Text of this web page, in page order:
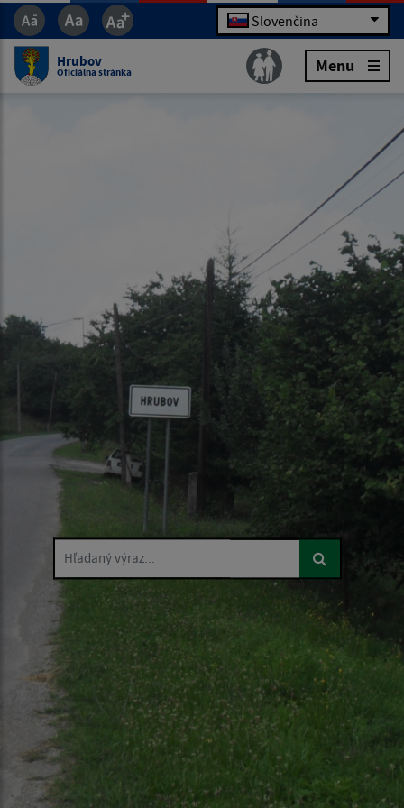
Slovenčina
Hrubov
Oficiálna stránka Menu
Hľadaný výraz...